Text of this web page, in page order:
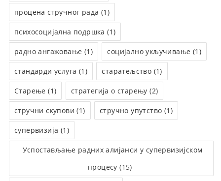
процена стручног рада (1)
психосоцијална подршка (1)
радно ангажовање (1) социјално укључивање (1)
стандарди услуга (1) старатељство (1)
Старење (1) стратегија о старењу (2)
стручни скупови (1) стручно упутство (1)
супервизија (1)
Успостављање радних алијанси у супервизијском
процесу (15)